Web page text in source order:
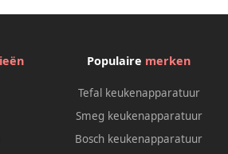
Populaire merken
Tefal keukenapparatuur
Smeg keukenapparatuur
Bosch keukenapparatuur